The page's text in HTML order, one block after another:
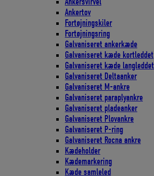
Ankertov
Fortøjningskiler
Fortøjningsring
Galvaniseret ankerkæde
Galvaniseret kæde kortleddet
Galvaniseret kæde langleddet
Galvaniseret Deltaanker
Galvaniseret M-ankre
Galvaniseret paraplyankre
Galvaniseret pladeanker
Galvaniseret Plovankre
Galvaniseret P-ring
Galvaniseret Rocna ankre
Kædeholder
Kædemarkering
Kæde samleled